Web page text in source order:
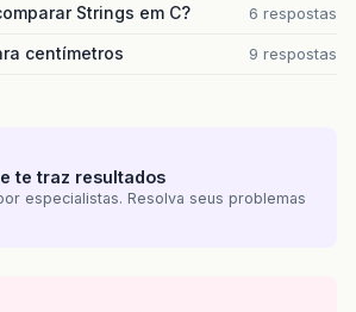
Strings em C? 6 respostas
centímetros 9 respostas
te traz resultados
especialistas. Resolva seus problemas